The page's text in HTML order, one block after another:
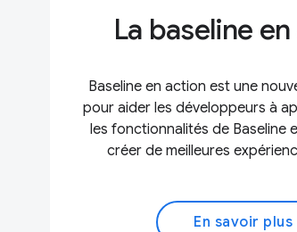
La baseline
Baseline en action est une
pour aider les développeurs à
les fonctionnalités de Baseline
créer de meilleures
En savoir plus